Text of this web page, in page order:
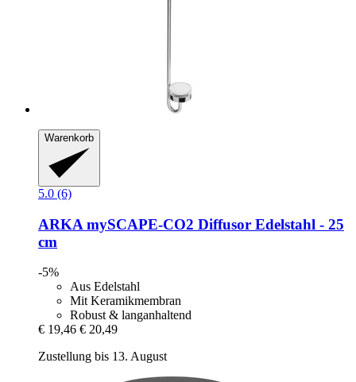
Warenkorb
5.0 (6)
ARKA mySCAPE-​CO2 Diffusor Edelstahl -​ 25
cm
-5%
Aus Edelstahl
Mit Keramikmembran
Robust & langanhaltend
€ 19,46 € 20,49
Zustellung bis 13. August